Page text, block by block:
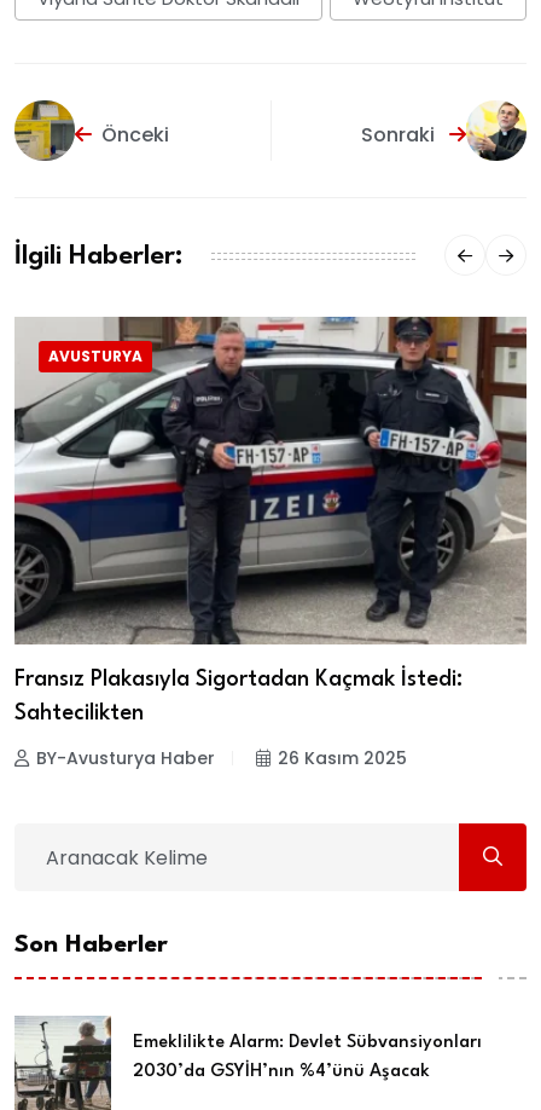
Önceki Sonraki
İlgili Haberler:
AVUSTURYA
Fransız Plakasıyla Sigortadan Kaçmak İstedi:
Sahtecilikten
BY-Avusturya Haber 26 Kasım 2025
Son Haberler
Emeklilikte Alarm: Devlet Sübvansiyonları
2030’da GSYİH’nın %4’ünü Aşacak